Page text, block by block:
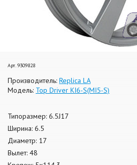
Арт. 9309828
Производитель: Replica LA
Модель: Top Driver KI6-S(MI5-S)
Типоразмер: 6.5J17
Ширина: 6.5
Диаметр: 17
Вылет: 48